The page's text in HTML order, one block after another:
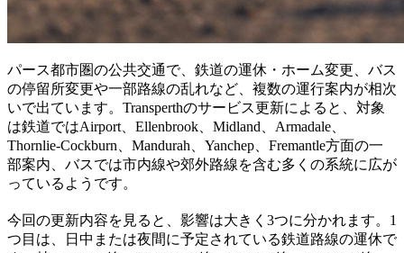
パース都市圏の公共交通で、鉄道の運休・ホーム変更、バス
の停留所変更や一部路線の乱れなど、複数の運行案内が相次
いで出ています。Transperthのサービス更新によると、対象
は鉄道ではAirport、Ellenbrook、Midland、Armadale、
Thornlie-Cockburn、Mandurah、Yanchep、Fremantle方面の一
部案内、バスでは市内線や郊外路線を含む多くの系統に広が
っているようです。
今回の更新内容を見ると、影響は大きく3つに分かれます。1
つ目は、日中または夜間に予定されている鉄道路線の運休で